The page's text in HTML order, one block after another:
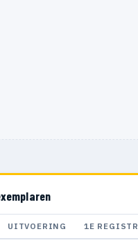
UITVOERING 1E